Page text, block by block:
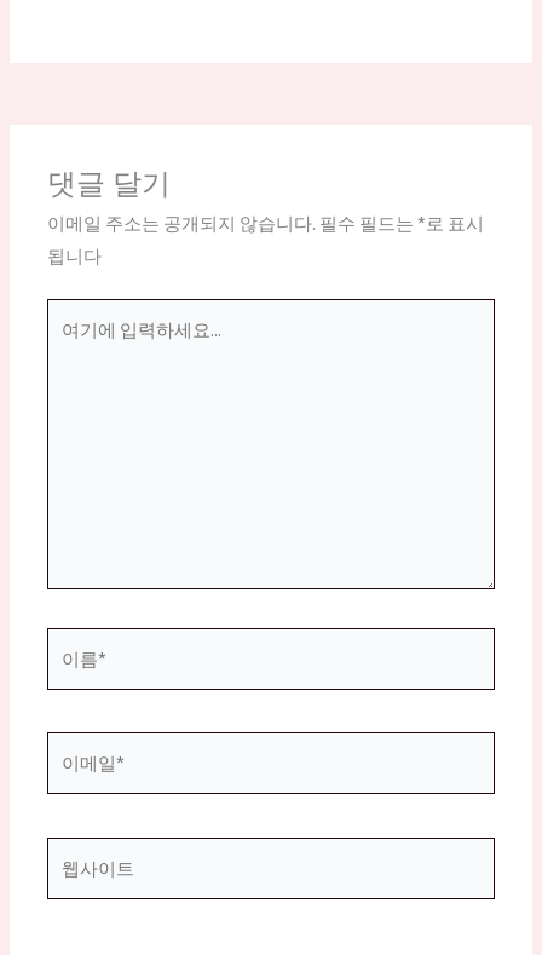
댓글 달기
이메일 주소는 공개되지 않습니다. 필수 필드는*로 표시
됩니다
*